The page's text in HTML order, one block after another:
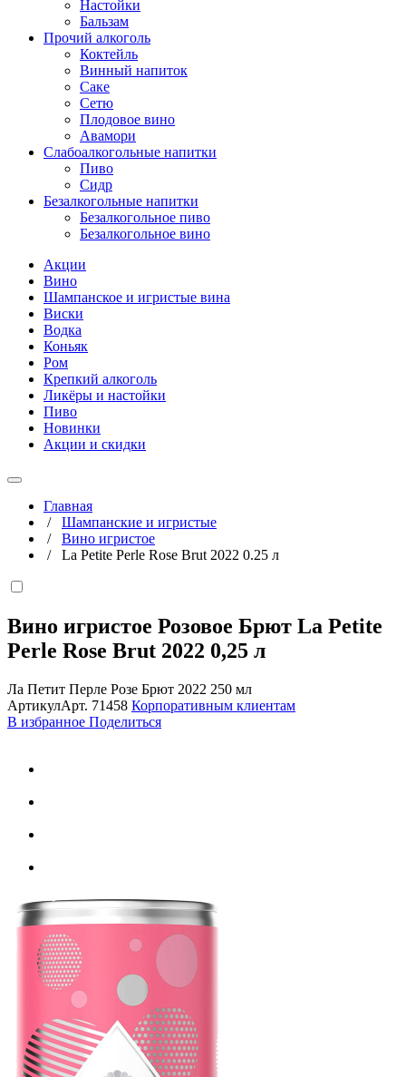
Настойки
Бальзам
Прочий алкоголь
Коктейль
Винный напиток
Саке
Сетю
Плодовое вино
Авамори
Слабоалкогольные напитки
Пиво
Сидр
Безалкогольные напитки
Безалкогольное пиво
Безалкогольное вино
Акции
Вино
Шампанское и игристые вина
Виски
Водка
Коньяк
Ром
Крепкий алкоголь
Ликёры и настойки
Пиво
Новинки
Акции и скидки
Главная
/ Шампанские и игристые
/ Вино игристое
/ La Petite Perle Rose Brut 2022 0.25 л
Вино игристое Розовое Брют La Petite
Perle Rose Brut 2022 0,25 л
Ла Петит Перле Розе Брют 2022 250 мл
АртикулАрт. 71458 Корпоративным клиентам
В избранное Поделиться